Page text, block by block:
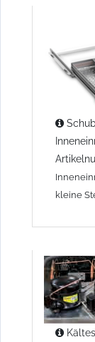
kleine